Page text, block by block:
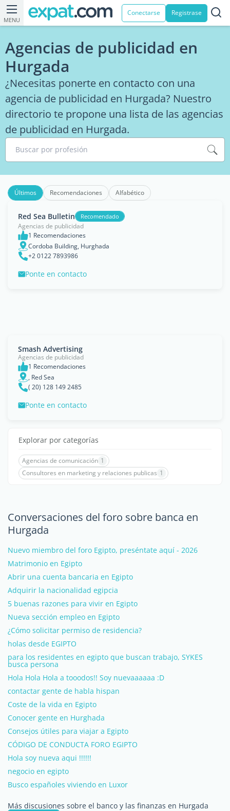
MENU
Conectarse Registrase
Agencias de publicidad en
Hurgada
¿Necesitas ponerte en contacto con una
agencia de publicidad en Hurgada? Nuestro
directorio te propone una lista de las agencias
de publicidad en Hurgada.
Buscar por profesión
Últimos Recomendaciones Alfabético
Red Sea Bulletin Recomendado
Agencias de publicidad
1 Recomendaciones
Cordoba Building, Hurghada
+2 0122 7893986
Ponte en contacto
Smash Advertising
Agencias de publicidad
1 Recomendaciones
, Red Sea
( 20) 128 149 2485
Ponte en contacto
Explorar por categorías
Agencias de comunicación 1
Consultores en marketing y relaciones publicas 1
Conversaciones del foro sobre banca en
Hurgada
Nuevo miembro del foro Egipto, preséntate aquí - 2026
Matrimonio en Egipto
Abrir una cuenta bancaria en Egipto
Adquirir la nacionalidad egipcia
5 buenas razones para vivir en Egipto
Nueva sección empleo en Egipto
¿Cómo solicitar permiso de residencia?
holas desde EGIPTO
para los residentes en egipto que buscan trabajo, SYKES
busca persona
Hola Hola Hola a tooodos!! Soy nuevaaaaaa :D
contactar gente de habla hispan
Coste de la vida en Egipto
Conocer gente en Hurghada
Consejos útiles para viajar a Egipto
CÓDIGO DE CONDUCTA FORO EGIPTO
Hola soy nueva aqui !!!!!!
negocio en egipto
Busco españoles viviendo en Luxor
Más discusiones sobre el banco y las finanzas en Hurgada